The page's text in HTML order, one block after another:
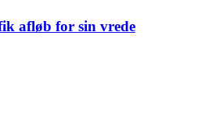
afløb for sin vrede